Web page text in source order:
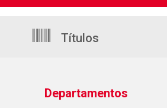
Títulos
Departamentos